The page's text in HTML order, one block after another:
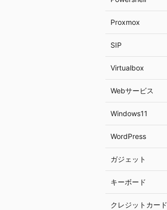
Proxmox
SIP
Virtualbox
Webサービス
Windows11
WordPress
ガジェット
キーボード
クレジットカード